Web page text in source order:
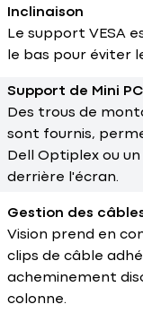
Inclinaison
Le support VESA
le bas pour éviter
Support de Mini PC
Des trous de
sont fournis,
Dell Optiplex ou
derrière l'écran.
Gestion des
Vision prend en
clips de câble
acheminement
colonne.